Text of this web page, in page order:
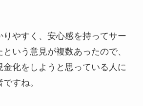
りやすく、安心感を持ってサー
いう意見が複数あったので、
金化をしようと思っている人に
すね。